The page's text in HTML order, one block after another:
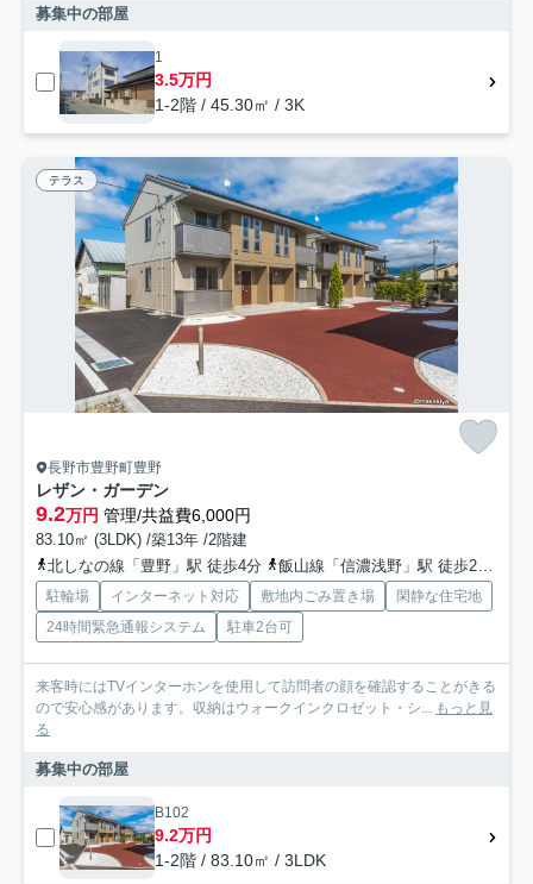
募集中の部屋
1
3.5万円
1-2階 / 45.30㎡ / 3K
テラス
長野市豊野町豊野
レザン・ガーデン
9.2万円 管理/共益費6,000円
83.10㎡ (3LDK) /築13年 /2階建
北しなの線「豊野」駅 徒歩4分
飯山線「信濃浅野」駅 徒歩28分
駐輪場 インターネット対応 敷地内ごみ置き場
閑静な住宅地
24時間緊急通報システム
駐車2台可
来客時にはTVインターホンを使用して訪問者の顔を確認することがきる
ので安心感があります。収納はウォークインクロゼット・シ... もっと見
る
募集中の部屋
B102
9.2万円
1-2階 / 83.10㎡ / 3LDK